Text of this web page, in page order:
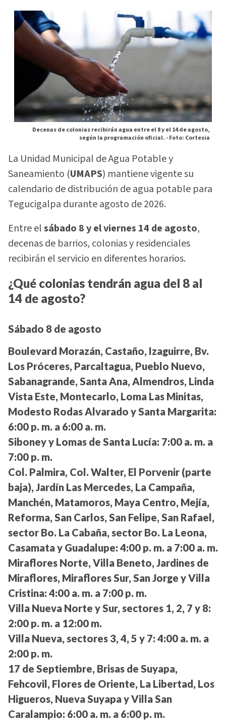
Decenas de colonias recibirán agua entre el 8 y el 14 de agosto,
según la programación oficial. -Foto: Cortesia
La Unidad Municipal de Agua Potable y
Saneamiento (UMAPS) mantiene vigente su
calendario de distribución de agua potable para
Tegucigalpa durante agosto de 2026.
Entre elsábado 8 y el viernes 14 de agosto,
decenas de barrios, colonias y residenciales
recibirán el servicio en diferentes horarios.
¿Qué colonias tendrán agua del 8 al
14 de agosto?
Sábado 8 de agosto
Boulevard Morazán, Castaño, Izaguirre, Bv.
Los Próceres, Parcaltagua, Pueblo Nuevo,
Sabanagrande, Santa Ana, Almendros, Linda
Vista Este, Montecarlo, Loma Las Minitas,
Modesto Rodas Alvarado y Santa Margarita:
6:00 p. m. a 6:00 a. m.
Siboney y Lomas de Santa Lucía: 7:00 a. m. a
7:00 p. m.
Col. Palmira, Col. Walter, El Porvenir (parte
baja), Jardín Las Mercedes, La Campaña,
Manchén, Matamoros, Maya Centro, Mejía,
Reforma, San Carlos, San Felipe, San Rafael,
sector Bo. La Cabaña, sector Bo. La Leona,
Casamata y Guadalupe: 4:00 p. m. a 7:00 a. m.
Miraflores Norte, Villa Beneto, Jardines de
Miraflores, Miraflores Sur, San Jorge y Villa
Cristina: 4:00 a. m. a 7:00 p. m.
Villa Nueva Norte y Sur, sectores 1, 2, 7 y 8:
2:00 p. m. a 12:00 m.
Villa Nueva, sectores 3, 4, 5 y 7: 4:00 a. m. a
2:00 p. m.
17 de Septiembre, Brisas de Suyapa,
Fehcovil, Flores de Oriente, La Libertad, Los
Higueros, Nueva Suyapa y Villa San
Caralampio: 6:00 a. m. a 6:00 p. m.